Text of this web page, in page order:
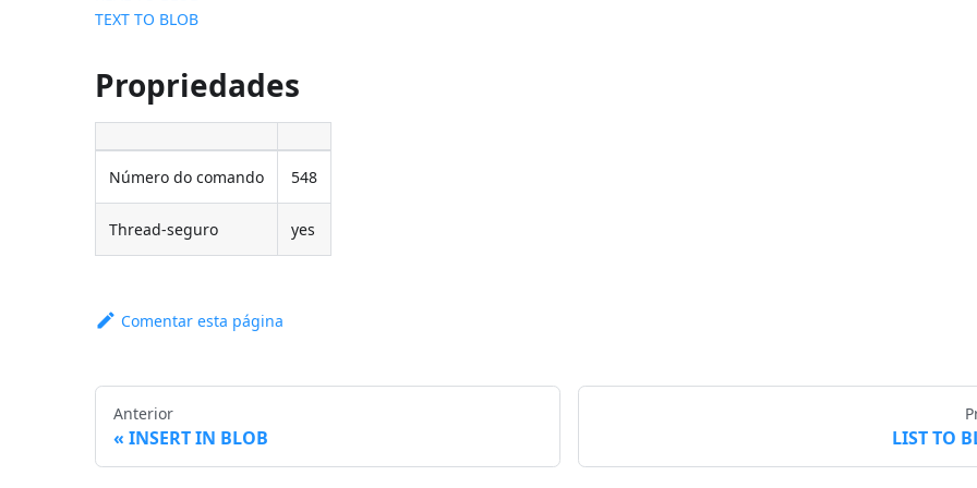
TEXT TO BLOB
Propriedades
Número do comando 548
Thread-seguro yes
Comentar esta página
Anterior
INSERT IN BLOB LIST TO